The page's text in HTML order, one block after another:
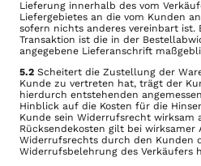
Lieferung innerhalb des vom
Liefergebietes an die vom Kunden
sofern nichts anderes vereinbart ist.
Transaktion ist die in der
angegebene Lieferanschrift
5.2 Scheitert die Zustellung der
Kunde zu vertreten hat, trägt der
hierdurch entstehenden
Hinblick auf die Kosten für die
Kunde sein Widerrufsrecht wirksam
Rücksendekosten gilt bei wirksamer
Widerrufsrechts durch den Kunden
Widerrufsbelehrung des Verkäufers